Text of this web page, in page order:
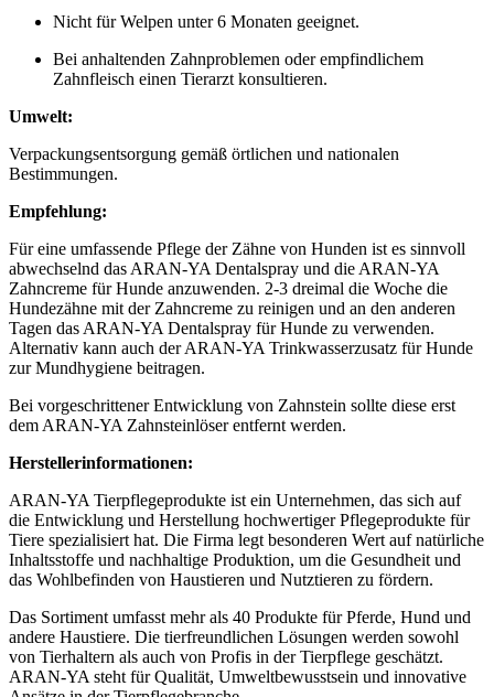
Nicht für Welpen unter 6 Monaten geeignet.
Bei anhaltenden Zahnproblemen oder empfindlichem
Zahnfleisch einen Tierarzt konsultieren.
Umwelt:
Verpackungsentsorgung gemäß örtlichen und nationalen
Bestimmungen.
Empfehlung:
Für eine umfassende Pflege der Zähne von Hunden ist es sinnvoll
abwechselnd das ARAN-YA Dentalspray und die ARAN-YA
Zahncreme für Hunde anzuwenden. 2-3 dreimal die Woche die
Hundezähne mit der Zahncreme zu reinigen und an den anderen
Tagen das ARAN-YA Dentalspray für Hunde zu verwenden.
Alternativ kann auch der ARAN-YA Trinkwasserzusatz für Hunde
zur Mundhygiene beitragen.
Bei vorgeschrittener Entwicklung von Zahnstein sollte diese erst
dem ARAN-YA Zahnsteinlöser entfernt werden.
Herstellerinformationen:
ARAN-YA Tierpflegeprodukte ist ein Unternehmen, das sich auf
die Entwicklung und Herstellung hochwertiger Pflegeprodukte für
Tiere spezialisiert hat. Die Firma legt besonderen Wert auf natürliche
Inhaltsstoffe und nachhaltige Produktion, um die Gesundheit und
das Wohlbefinden von Haustieren und Nutztieren zu fördern.
Das Sortiment umfasst mehr als 40 Produkte für Pferde, Hund und
andere Haustiere. Die tierfreundlichen Lösungen werden sowohl
von Tierhaltern als auch von Profis in der Tierpflege geschätzt.
ARAN-YA steht für Qualität, Umweltbewusstsein und innovative